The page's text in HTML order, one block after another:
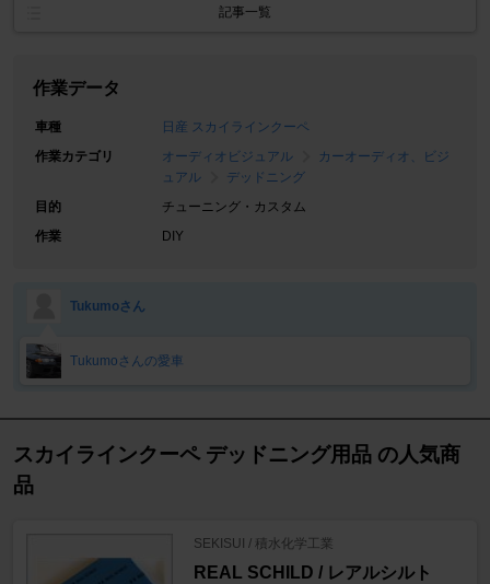
記事一覧
作業データ
車種
日産 スカイラインクーペ
作業カテゴリ
オーディオビジュアル
カーオーディオ、ビジ
ュアル
デッドニング
目的
チューニング・カスタム
作業
DIY
Tukumoさん
Tukumoさんの愛車
スカイラインクーペ デッドニング用品 の人気商
品
SEKISUI / 積水化学工業
REAL SCHILD / レアルシルト